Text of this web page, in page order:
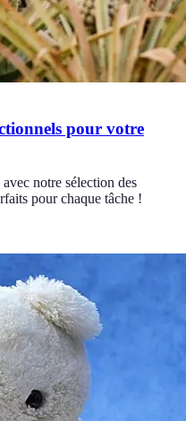
pour votre
notre sélection des
pour chaque tâche !